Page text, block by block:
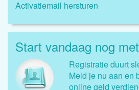
Activatiemail hersturen
Registratie duurt
Meld je nu aan en
online geld